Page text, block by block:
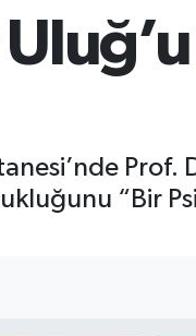
Prof.
“Bir